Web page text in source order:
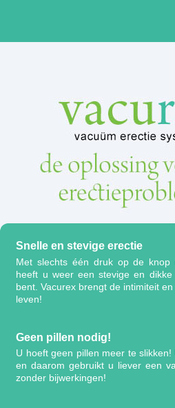
Snelle en stevige erectie
Met slechts één druk op de knop
heeft u weer een stevige en
bent. Vacurex brengt de intimiteit
leven!
Geen pillen nodig!
U hoeft geen pillen meer te
en daarom gebruikt u liever een
zonder bijwerkingen!